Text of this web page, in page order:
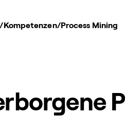
/Kompetenzen/Process Mining